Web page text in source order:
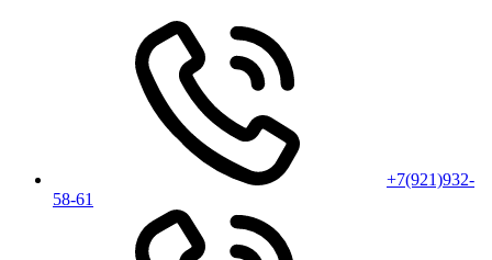
+7(921)932-
58-61